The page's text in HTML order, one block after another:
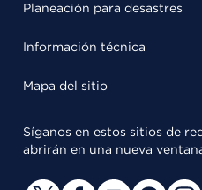
Planeación para desastres
Información técnica
Mapa del sitio
Síganos en estos sitios de
abrirán en una nueva